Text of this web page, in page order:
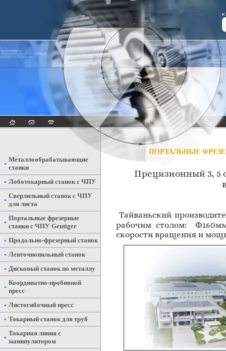
Металлообрабатывающие
станки
Лоботокарный станок с ЧПУ
Сверлильный станок с ЧПУ
для листа
Портальные фрезерные
станки с ЧПУ Gentiger
Продольно-фрезерный станок
Ленточнопильный станок
Дисковый станок по металлу
Координатно-пробивной
пресс
Листогибочный пресс
Токарный станок для труб
Токарная линия с
манипулятором
ПОРТАЛЬНЫЕ
Прецизионный 3, 5
Тайваньский
рабочим столом:
скорости вращения и